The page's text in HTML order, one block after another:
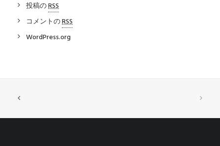
投稿のRSS
コメントのRSS
WordPress.org